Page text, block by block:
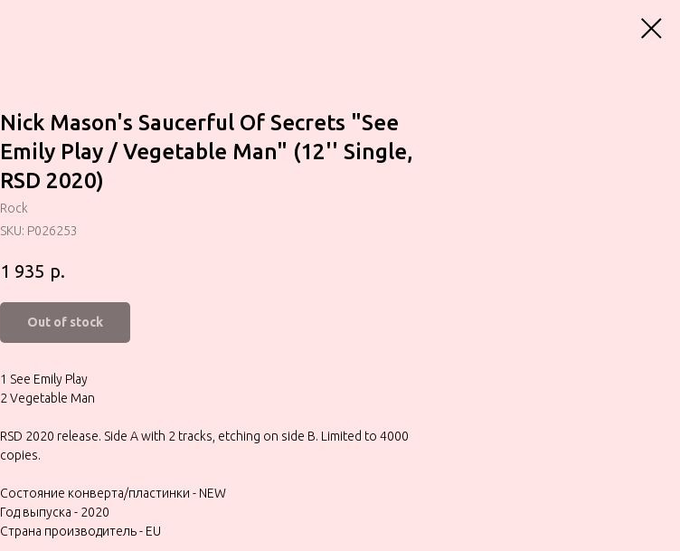
Nick Mason's Saucerful Of Secrets "See
Emily Play / Vegetable Man" (12'' Single,
RSD 2020)
Rock
SKU: P026253
1 935 р.
Out of stock
1 See Emily Play
2 Vegetable Man
RSD 2020 release. Side A with 2 tracks, etching on side B. Limited to 4000
copies.
Состояние конверта/пластинки - NEW
Год выпуска - 2020
Страна производитель - EU